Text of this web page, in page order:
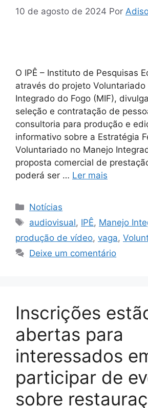
10 de agosto de 2024 Por
O IPÊ – Instituto de Pesquisas
através do projeto Voluntariado
Integrado do Fogo (MIF),
seleção e contratação de
consultoria para produção e
informativo sobre a Estratégia
Voluntariado no Manejo
proposta comercial de
poderá ser … Ler mais
Notícias
audiovisual, IPÊ, Manejo
produção de vídeo, vaga,
Deixe um comentário
Inscrições
abertas para
interessados
participar de
sobre